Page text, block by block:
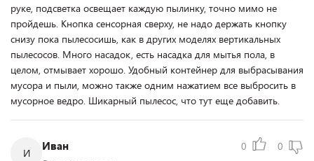
руке, подсветка освещает каждую пылинку, точно мимо не
пройдешь. Кнопка сенсорная сверху, не надо держать кнопку
снизу пока пылесосишь, как в других моделях вертикальных
пылесосов. Много насадок, есть насадка для мытья пола, в
целом, отмывает хорошо. Удобный контейнер для выбрасывания
мусора и пыли, можно также одним нажатием все выбросить в
мусорное ведро. Шикарный пылесос, что тут еще добавить.
И
Иван 0 0